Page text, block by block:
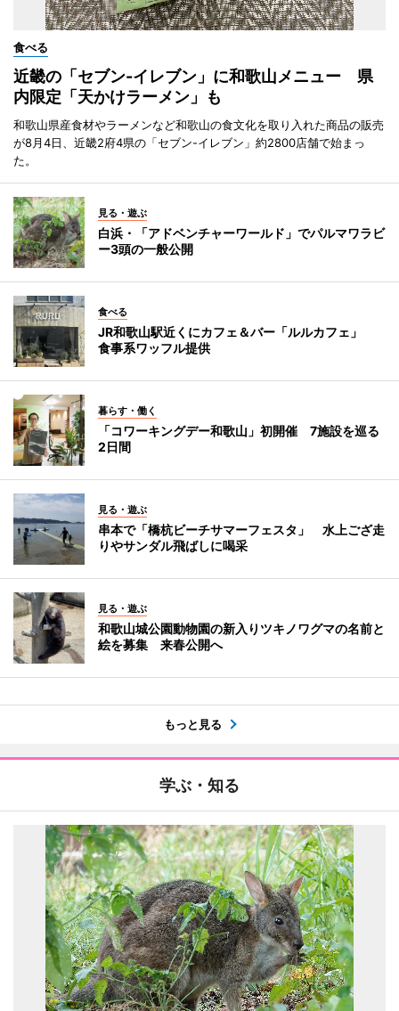
食べる
近畿の「セブン-イレブン」に和歌山メニュー 県
内限定「天かけラーメン」も
和歌山県産食材やラーメンなど和歌山の食文化を取り入れた商品の販売
が8月4日、近畿2府4県の「セブン-イレブン」約2800店舗で始まっ
た。
見る・遊ぶ
白浜・「アドベンチャーワールド」でパルマワラビ
ー3頭の一般公開
食べる
JR和歌山駅近くにカフェ＆バー「ルルカフェ」
食事系ワッフル提供
暮らす・働く
「コワーキングデー和歌山」初開催 7施設を巡る
2日間
見る・遊ぶ
串本で「橋杭ビーチサマーフェスタ」 水上ござ走
りやサンダル飛ばしに喝采
見る・遊ぶ
和歌山城公園動物園の新入りツキノワグマの名前と
絵を募集 来春公開へ
もっと見る
学ぶ・知る